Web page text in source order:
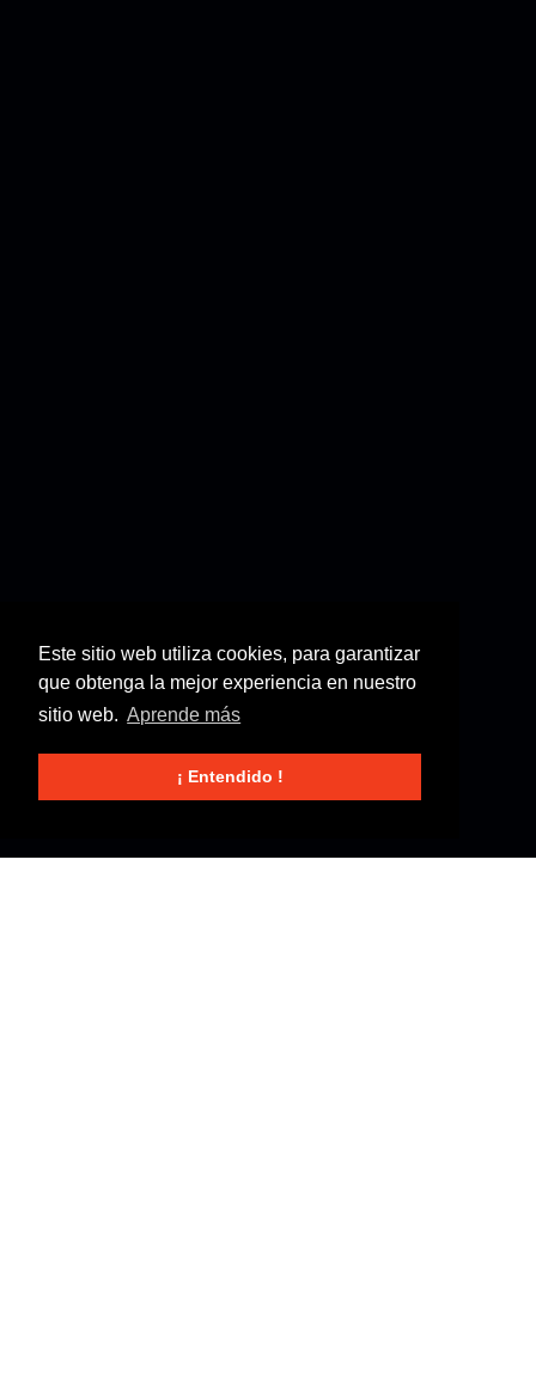
Este sitio web utiliza cookies, para garantizar
que obtenga la mejor experiencia en nuestro
sitio web. Aprende más
¡ Entendido !